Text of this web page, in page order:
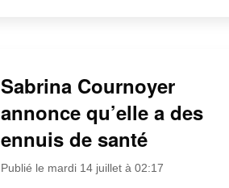
Sabrina Cournoyer
annonce qu’elle a des
ennuis de santé
Publié le mardi 14 juillet à 02:17